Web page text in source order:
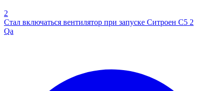
2
Стал включаться вентилятор при запуске Ситроен С5 2
Qa